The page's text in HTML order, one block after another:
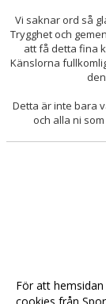
Vi saknar ord så
Trygghet och
att få detta fina
Känslorna
Detta är inte bara
och alla ni
För att